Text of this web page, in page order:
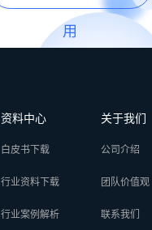
用
资料中心
白皮书下载
行业资料下载
行业案例解析
关于我们
公司介绍
团队价值观
联系我们